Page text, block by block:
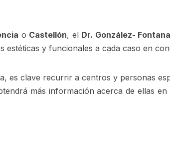
o Castellón, el Dr. González- Fontana
estéticas y funcionales a cada caso en
es clave recurrir a centros y personas
más información acerca de ellas en